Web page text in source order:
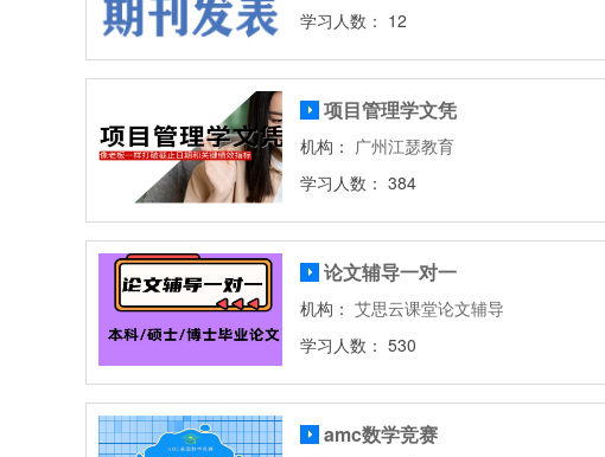
学习人数： 12
项目管理学文凭
机构： 广州江瑟教育
学习人数： 384
论文辅导一对一
机构： 艾思云课堂论文辅导
学习人数： 530
amc数学竞赛